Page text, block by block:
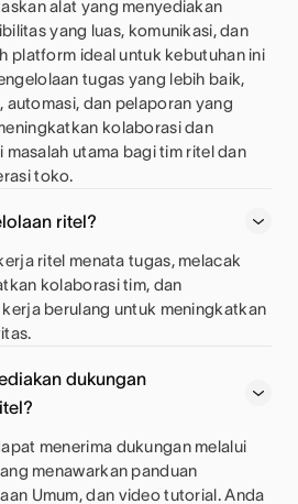
alat yang menyediakan
yang luas, komunikasi, dan
platform ideal untuk kebutuhan ini
tugas yang lebih baik,
automasi, dan pelaporan yang
kolaborasi dan
masalah utama bagi tim ritel dan
toko.
ritel?
ritel menata tugas, melacak
kolaborasi tim, dan
berulang untuk meningkatkan
dukungan
menerima dukungan melalui
menawarkan panduan
Umum, dan video tutorial. Anda